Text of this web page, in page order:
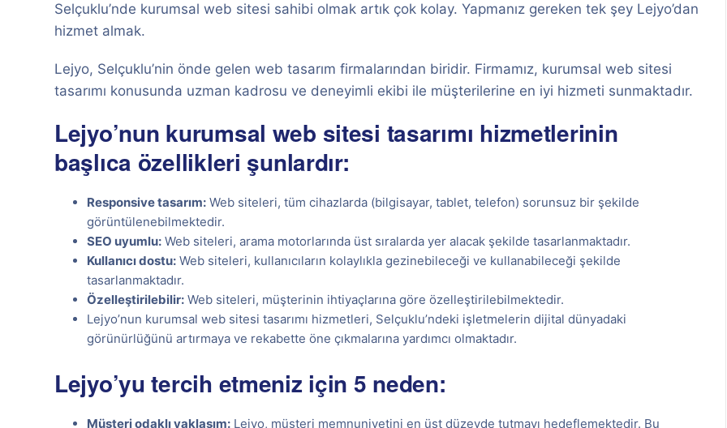
Selçuklu’nde kurumsal web sitesi sahibi olmak artık çok kolay. Yapmanız gereken tek şey Lejyo’dan
hizmet almak.
Lejyo, Selçuklu’nin önde gelen web tasarım firmalarından biridir. Firmamız, kurumsal web sitesi
tasarımı konusunda uzman kadrosu ve deneyimli ekibi ile müşterilerine en iyi hizmeti sunmaktadır.
Lejyo’nun kurumsal web sitesi tasarımı hizmetlerinin
başlıca özellikleri şunlardır:
Responsive tasarım: Web siteleri, tüm cihazlarda (bilgisayar, tablet, telefon) sorunsuz bir şekilde
görüntülenebilmektedir.
SEO uyumlu: Web siteleri, arama motorlarında üst sıralarda yer alacak şekilde tasarlanmaktadır.
Kullanıcı dostu: Web siteleri, kullanıcıların kolaylıkla gezinebileceği ve kullanabileceği şekilde
tasarlanmaktadır.
Özelleştirilebilir: Web siteleri, müşterinin ihtiyaçlarına göre özelleştirilebilmektedir.
Lejyo’nun kurumsal web sitesi tasarımı hizmetleri, Selçuklu’ndeki işletmelerin dijital dünyadaki
görünürlüğünü artırmaya ve rekabette öne çıkmalarına yardımcı olmaktadır.
Lejyo’yu tercih etmeniz için 5 neden:
Müşteri odaklı yaklaşım: Lejyo, müşteri memnuniyetini en üst düzeyde tutmayı hedeflemektedir. Bu